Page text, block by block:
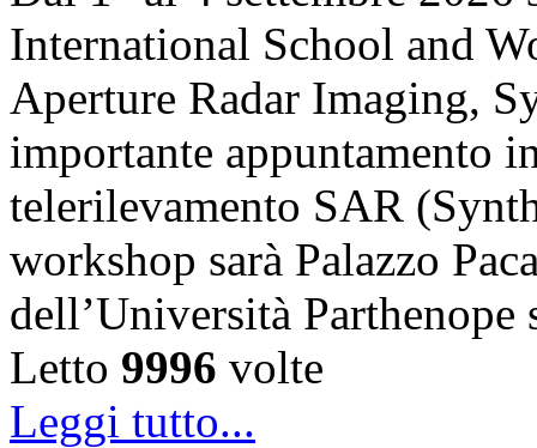
International School and
Aperture Radar Imaging,
importante appuntamento
telerilevamento SAR
workshop sarà Palazzo
dell’Università
Letto 9996 volte
Leggi tutto...